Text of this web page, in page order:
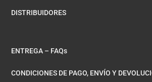
DISTRIBUIDORES
ENTREGA – FAQs
CONDICIONES DE PAGO, ENVÍO Y